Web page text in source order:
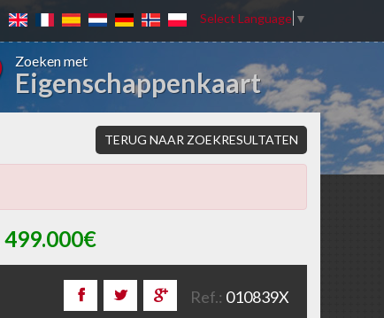
Select Language ▼
Zoeken met
Eigenschappenkaart
TERUG NAAR ZOEKRESULTATEN
499.000€
Ref.: 010839X